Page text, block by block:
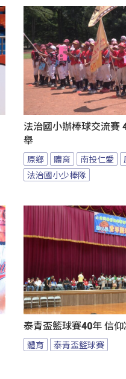
法治國小辦棒球交流賽
舉
原鄉 體育 南投仁愛
法治國小少棒隊
泰青盃籃球賽40年 信
體育 泰青盃籃球賽